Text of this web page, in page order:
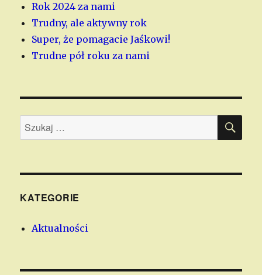
Rok 2024 za nami
Trudny, ale aktywny rok
Super, że pomagacie Jaśkowi!
Trudne pół roku za nami
Szukaj:
KATEGORIE
Aktualności